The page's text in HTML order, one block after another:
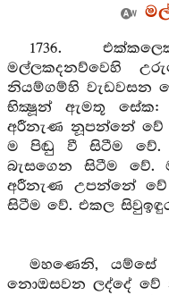
1736.
මල්ලකදනව්වෙහි
නියම්ගම්හි වැඩවසන
භික්‍ෂූන් ඇමතූ සේක:
අරීනැණ නූපන්නේ
ම පිඬු වී සිටීම වේ.
බැසගෙන සිටීම වේ.
අරීනැණ උපන්නේ
සිටීම වේ. එකල
මහණෙනි, යම්සේ
නොඔසවන ලද්දේ